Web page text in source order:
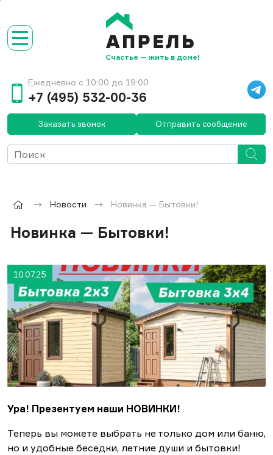
Счастье — жить в доме!
Ежедневно с 10:00 до 19:00
+7 (495) 532-00-36
Заказать звонок Отправить сообщение
Новости Новинка — Бытовки!
Новинка — Бытовки!
10.07.25
Ура! Презентуем наши НОВИНКИ!
Теперь вы можете выбрать не только дом или баню,
но и удобные беседки, летние души и бытовки!